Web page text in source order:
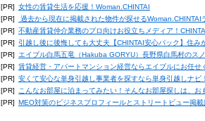
[PR] 女性の賃貸生活を応援！Woman.CHINTAI
[PR]
過去から現在に掲載された物件が探せるWoman.CHINTAI
[PR] 不動産賃貸仲介業務のプロ向けお役立ちメディア！
[PR]
引越し後に後悔しても大丈夫【CHINTAI安心パック】住み
[PR] エイブル白馬五竜（Hakuba GORYU）長野県白馬村のス
[PR] 賃貸経営・アパートマンション経営ならエイブルにお任せ
[PR] 安くて安心な単身引越し事業者を探すなら単身引越しナビ！
[PR]
こんなお部屋に泊まってみたい！そんなお部屋探しは、お
[PR] MEO対策のビジネスプロフィールとストリートビュー掲